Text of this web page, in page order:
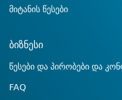
მიტანის წესები
ბიზნესი
წესები და პირობები და
FAQ